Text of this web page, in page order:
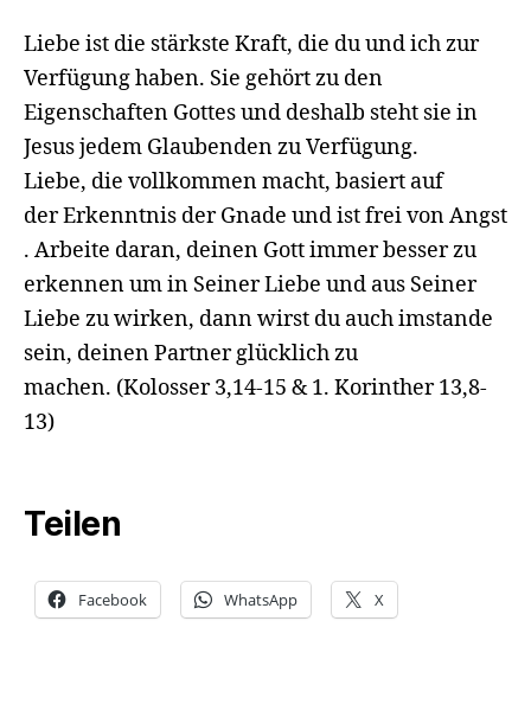
Liebe ist die stärkste Kraft, die du und ich zur
Verfügung haben. Sie gehört zu den
Eigenschaften Gottes und deshalb steht sie in
Jesus jedem Glaubenden zu Verfügung.
Liebe, die vollkommen macht, basiert auf
der Erkenntnis der Gnade und ist frei von Angst
. Arbeite daran, deinen Gott immer besser zu
erkennen um in Seiner Liebe und aus Seiner
Liebe zu wirken, dann wirst du auch imstande
sein, deinen Partner glücklich zu
machen. (Kolosser 3,14-15 & 1. Korinther 13,8-
13)
Teilen
Facebook WhatsApp X